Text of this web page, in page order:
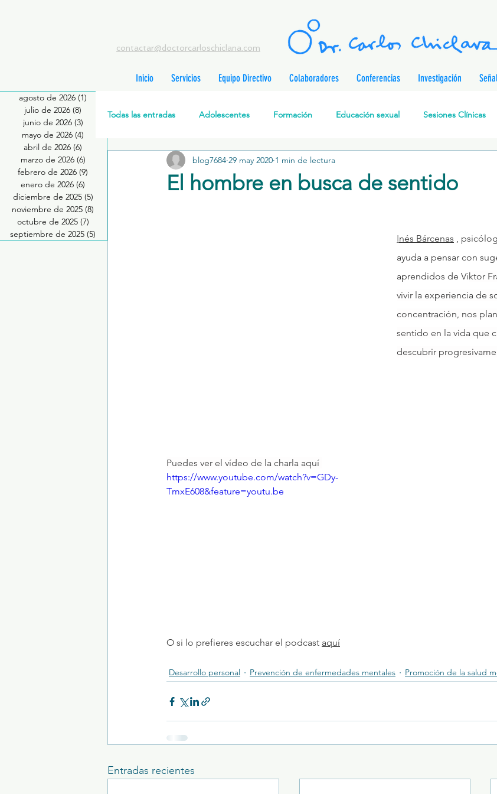
contactar@doctorcarloschiclana.com
Inicio Servicios Equipo Directivo Colaboradores Conferencias Investigación
agosto de 2026 (1)
julio de 2026 (8) 8 entradas
junio de 2026 (3)
mayo de 2026 (4)
abril de 2026 (6)
marzo de 2026 (6)
febrero de 2026 (9)
enero de 2026 (6)
diciembre de 2025 (5)
noviembre de 2025 (8)
octubre de 2025 (7)
septiembre de 2025 (5)
Todas las entradas Adolescentes Formación Educación sexual Sesiones Clínicas
Salud Mental Perinatal Psicoterapia Cognitivo-Analítica
Prevención de la Violencia contra l
El hombre en busca de sentido
blog7684 29 may 2020 1 min de lectura
Inés Bárcenas ,
ayuda a pensar con
aprendidos de Viktor
vivir la experiencia de
concentración, nos
sentido en la vida que
descubrir
Puedes ver el vídeo de la charla aquí
https://www.youtube.com/watch?v=GDy-
TmxE608&feature=youtu.be
O si lo prefieres escuchar el podcast aquí
Desarrollo personal Prevención de enfermedades mentales Promoción de la salud
Entradas recientes